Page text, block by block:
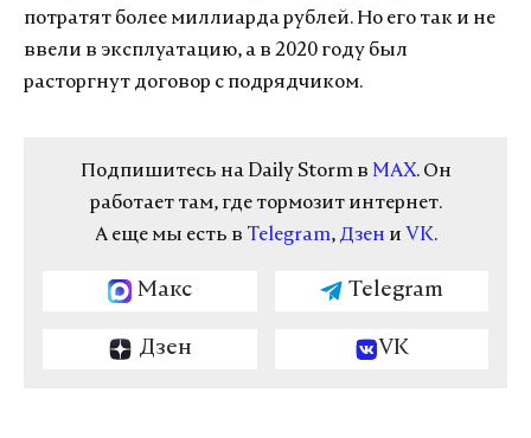
потратят более миллиарда рублей. Но его так и не
ввели в эксплуатацию, а в 2020 году был
расторгнут договор с подрядчиком.
Подпишитесь на Daily Storm в MAX. Он
работает там, где тормозит интернет.
А еще мы есть в Telegram, Дзен и VK.
Макс Telegram
Дзен VK